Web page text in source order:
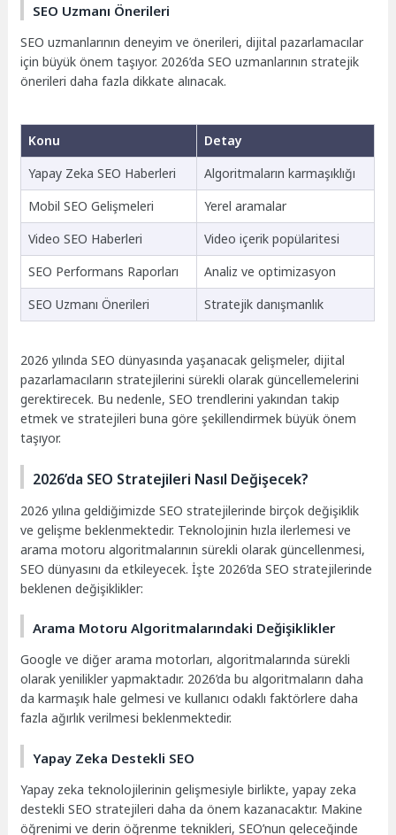
SEO Uzmanı Önerileri
SEO uzmanlarının deneyim ve önerileri, dijital pazarlamacılar
için büyük önem taşıyor. 2026’da SEO uzmanlarının stratejik
önerileri daha fazla dikkate alınacak.
Konu
Detay
Yapay Zeka SEO Haberleri
Algoritmaların karmaşıklığı
Mobil SEO Gelişmeleri
Yerel aramalar
Video SEO Haberleri
Video içerik popülaritesi
SEO Performans Raporları
Analiz ve optimizasyon
SEO Uzmanı Önerileri
Stratejik danışmanlık
2026 yılında SEO dünyasında yaşanacak gelişmeler, dijital
pazarlamacıların stratejilerini sürekli olarak güncellemelerini
gerektirecek. Bu nedenle, SEO trendlerini yakından takip
etmek ve stratejileri buna göre şekillendirmek büyük önem
taşıyor.
2026’da SEO Stratejileri Nasıl Değişecek?
2026 yılına geldiğimizde SEO stratejilerinde birçok değişiklik
ve gelişme beklenmektedir. Teknolojinin hızla ilerlemesi ve
arama motoru algoritmalarının sürekli olarak güncellenmesi,
SEO dünyasını da etkileyecek. İşte 2026’da SEO stratejilerinde
beklenen değişiklikler:
Arama Motoru Algoritmalarındaki Değişiklikler
Google ve diğer arama motorları, algoritmalarında sürekli
olarak yenilikler yapmaktadır. 2026’da bu algoritmaların daha
da karmaşık hale gelmesi ve kullanıcı odaklı faktörlere daha
fazla ağırlık verilmesi beklenmektedir.
Yapay Zeka Destekli SEO
Yapay zeka teknolojilerinin gelişmesiyle birlikte, yapay zeka
destekli SEO stratejileri daha da önem kazanacaktır. Makine
öğrenimi ve derin öğrenme teknikleri, SEO’nun geleceğinde